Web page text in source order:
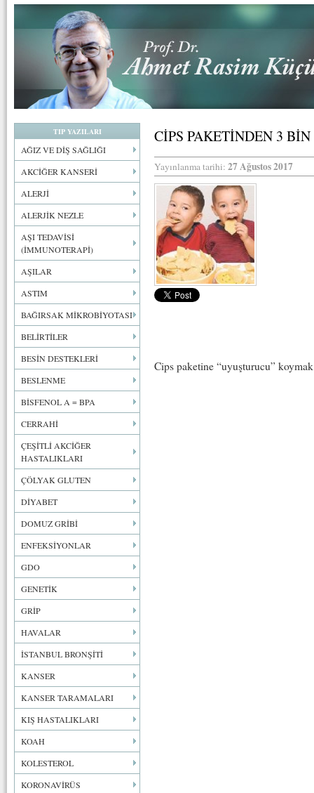
TIP YAZILARI
AĞIZ VE DİŞ SAĞLIĞI
AKCİĞER KANSERİ
ALERJİ
ALERJİK NEZLE
AŞI TEDAVİSİ
(İMMUNOTERAPİ)
AŞILAR
ASTIM
BAĞIRSAK MİKROBİYOTASI
BELİRTİLER
BESİN DESTEKLERİ
BESLENME
BİSFENOL A = BPA
CERRAHİ
ÇEŞİTLİ AKCİĞER
HASTALIKLARI
ÇÖLYAK GLUTEN
DİYABET
DOMUZ GRİBİ
ENFEKSİYONLAR
GDO
GENETİK
GRİP
HAVALAR
İSTANBUL BRONŞİTİ
KANSER
KANSER TARAMALARI
KIŞ HASTALIKLARI
KOAH
KOLESTEROL
KORONAVİRÜS
CİPS PAKETİNDEN 3
Yayınlanma tarihi: 27 Ağustos 2017
Cips paketine “uyuşturucu”